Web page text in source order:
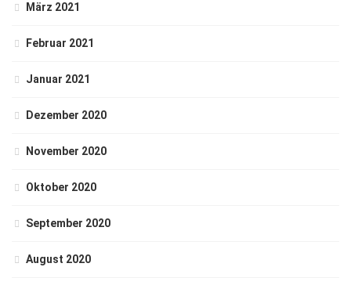
März 2021
Februar 2021
Januar 2021
Dezember 2020
November 2020
Oktober 2020
September 2020
August 2020